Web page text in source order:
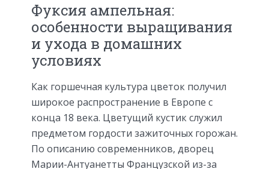
Фуксия ампельная:
особенности выращивания
и ухода в домашних
условиях
Как горшечная культура цветок получил
широкое распространение в Европе с
конца 18 века. Цветущий кустик служил
предметом гордости зажиточных горожан.
По описанию современников, дворец
Марии-Антуанетты Французской из-за